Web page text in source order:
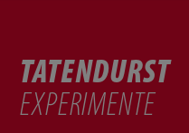
TATENDURST
EXPERIMENTE